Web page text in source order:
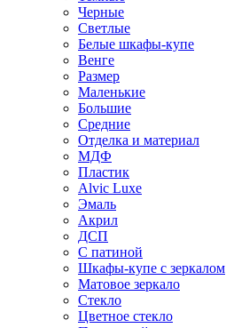
Черные
Светлые
Белые шкафы-купе
Венге
Размер
Маленькие
Большие
Средние
Отделка и материал
МДФ
Пластик
Alvic Luxe
Эмаль
Акрил
ДСП
С патиной
Шкафы-купе с зеркалом
Матовое зеркало
Стекло
Цветное стекло